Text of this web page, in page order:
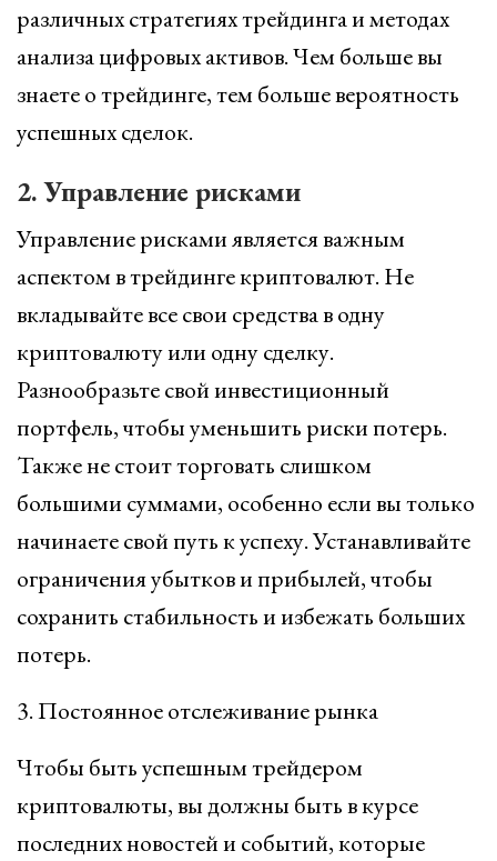
различных стратегиях трейдинга и методах
анализа цифровых активов. Чем больше вы
знаете о трейдинге, тем больше вероятность
успешных сделок.
2. Управление рисками
Управление рисками является важным
аспектом в трейдинге криптовалют. Не
вкладывайте все свои средства в одну
криптовалюту или одну сделку.
Разнообразьте свой инвестиционный
портфель, чтобы уменьшить риски потерь.
Также не стоит торговать слишком
большими суммами, особенно если вы только
начинаете свой путь к успеху. Устанавливайте
ограничения убытков и прибылей, чтобы
сохранить стабильность и избежать больших
потерь.
3. Постоянное отслеживание рынка
Чтобы быть успешным трейдером
криптовалюты, вы должны быть в курсе
последних новостей и событий, которые